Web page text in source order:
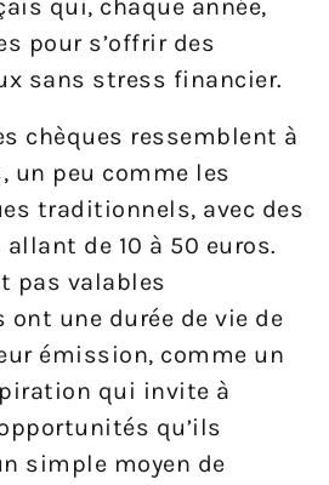
qui, chaque année,
pour s’offrir des
sans stress financier.
chèques ressemblent à
un peu comme les
traditionnels, avec des
de 10 à 50 euros.
pas valables
une durée de vie de
émission, comme un
qui invite à
qu’ils
simple moyen de